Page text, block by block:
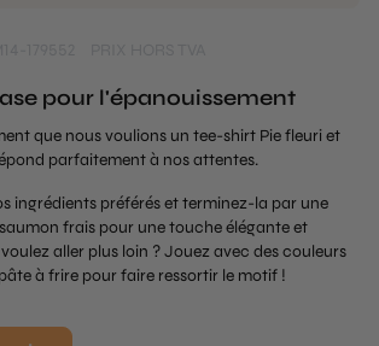
pour l'épanouissement
que nous voulions un tee-shirt Pie fleuri et
parfaitement à nos attentes.
ingrédients préférés et terminez-la par une
frais pour une touche élégante et
aller plus loin ? Jouez avec des couleurs
à frire pour faire ressortir le motif !